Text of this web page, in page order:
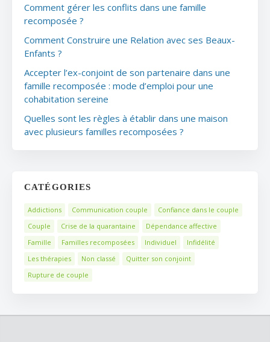
Comment gérer les conflits dans une famille
recomposée ?
Comment Construire une Relation avec ses Beaux-
Enfants ?
Accepter l’ex-conjoint de son partenaire dans une
famille recomposée : mode d’emploi pour une
cohabitation sereine
Quelles sont les règles à établir dans une maison
avec plusieurs familles recomposées ?
CATÉGORIES
Addictions Communication couple
Confiance dans le couple
Couple
Crise de la quarantaine
Dépendance affective
Famille
Familles recomposées Individuel
Infidélité
Les thérapies
Non classé
Quitter son conjoint
Rupture de couple